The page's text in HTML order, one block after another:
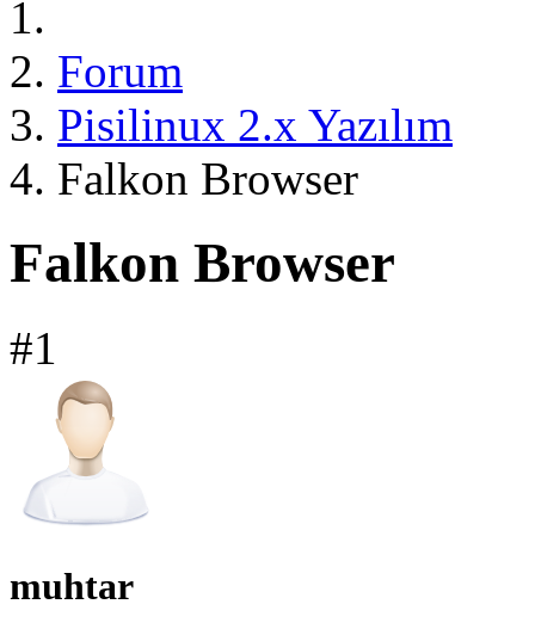
Forum
Pisilinux 2.x Yazılım
Falkon Browser
Falkon Browser
#1
muhtar